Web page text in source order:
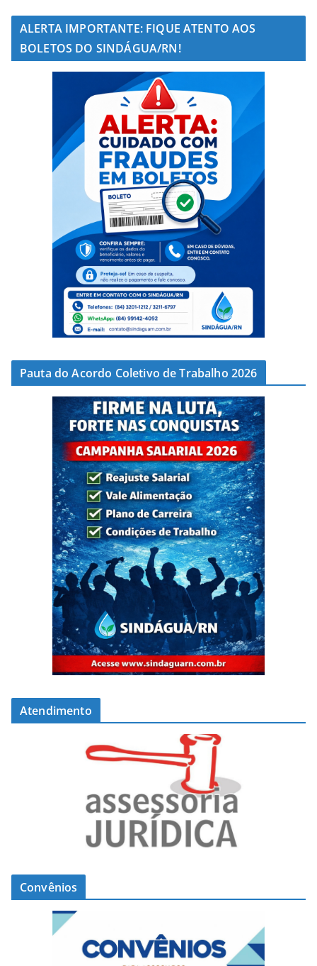
ALERTA IMPORTANTE: FIQUE ATENTO AOS
BOLETOS DO SINDÁGUA/RN!
Pauta do Acordo Coletivo de Trabalho 2026
Atendimento
Convênios